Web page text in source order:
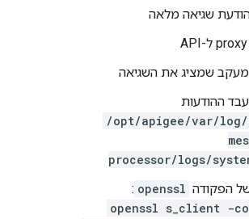
שגיאה מלאה
שמציג את השגיאה
ההודעות
/opt/apigee/var/log/
processor/logs/
הפקודה openssl
:
openssl s_client -